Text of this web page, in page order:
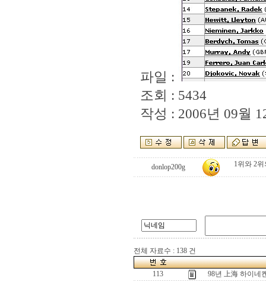
파일 :
조회 : 5434
작성 : 2006년 09월
donlop200g 1위와 2
전체 자료수 : 138 건
113
98년 上海 하이네